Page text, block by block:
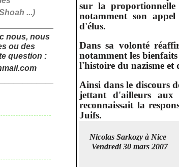
...)
nous, nous
ou des
question :
sur la proportionnelle
notamment son
d'élus.
Dans sa volonté
notamment les
l'histoire du nazisme et
Ainsi dans le discours
jettant d'ailleurs
reconnaissait la
Juifs.
Nicolas Sarkozy à Nice
Vendredi 30 mars 2007